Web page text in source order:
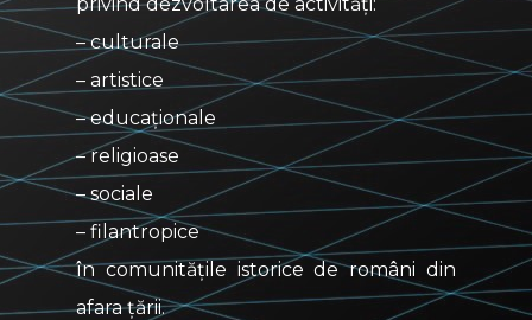
– culturale
– artistice
– educaționale
– religioase
– sociale
– filantropice
în comunitățile istorice de români din
afara țării.